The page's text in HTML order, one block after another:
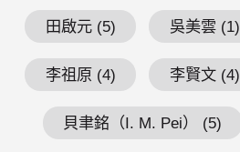
田啟元 (5) 吳美雲 (1)
李祖原 (4) 李賢文 (4)
貝聿銘（I. M. Pei） (5)